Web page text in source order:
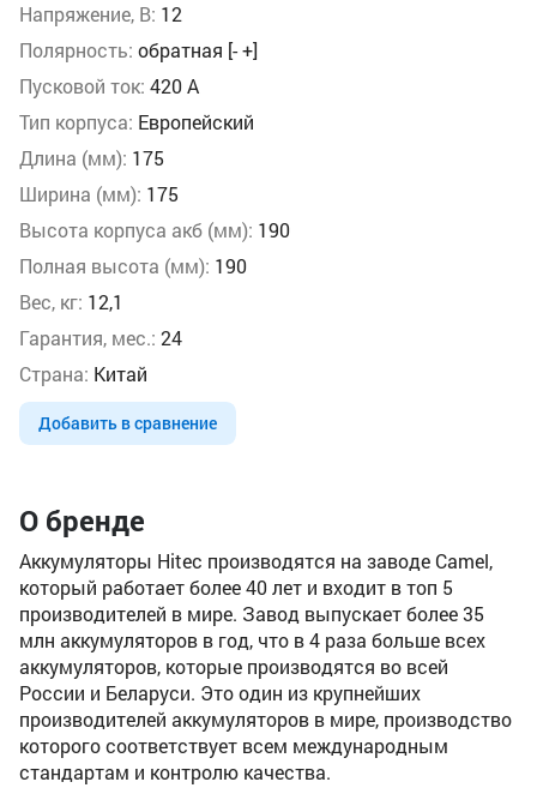
Напряжение, В: 12
Полярность: обратная [- +]
Пусковой ток: 420 А
Тип корпуса: Европейский
Длина (мм): 175
Ширина (мм): 175
Высота корпуса акб (мм): 190
Полная высота (мм): 190
Вес, кг: 12,1
Гарантия, мес.: 24
Страна: Китай
Добавить в сравнение
О бренде
Аккумуляторы Hitec производятся на заводе Camel,
который работает более 40 лет и входит в топ 5
производителей в мире. Завод выпускает более 35
млн аккумуляторов в год, что в 4 раза больше всех
аккумуляторов, которые производятся во всей
России и Беларуси. Это один из крупнейших
производителей аккумуляторов в мире, производство
которого соответствует всем международным
стандартам и контролю качества.